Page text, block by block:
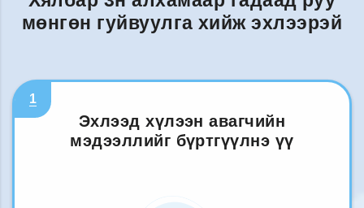
мөнгөн гуйвуулга хийж эхлээрэй
1
Эхлээд хүлээн авагчийн
мэдээллийг бүртгүүлнэ үү